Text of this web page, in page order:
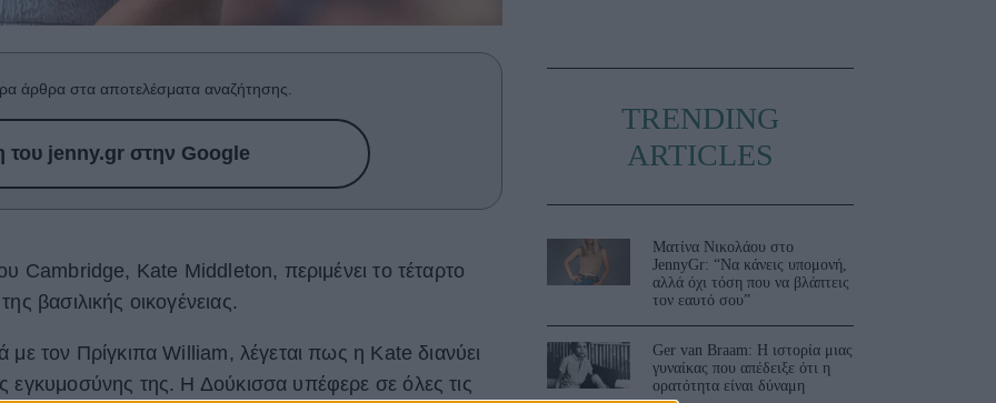
άρθρα στα αποτελέσματα αναζήτησης.
του jenny.gr στην Google
Cambridge, Kate Middleton, περιμένει το τέταρτο
βασιλικής οικογένειας.
με τον Πρίγκιπα William, λέγεται πως η Kate διανύει
εγκυμοσύνης της. Η Δούκισσα υπέφερε σε όλες τις
TRENDING
ARTICLES
Ματίνα Νικολάου στο
JennyGr: “Να κάνεις υπομονή,
αλλά όχι τόση που να βλάπτεις
τον εαυτό σου”
Ger van Braam: Η ιστορία μιας
γυναίκας που απέδειξε ότι η
ορατότητα είναι δύναμη